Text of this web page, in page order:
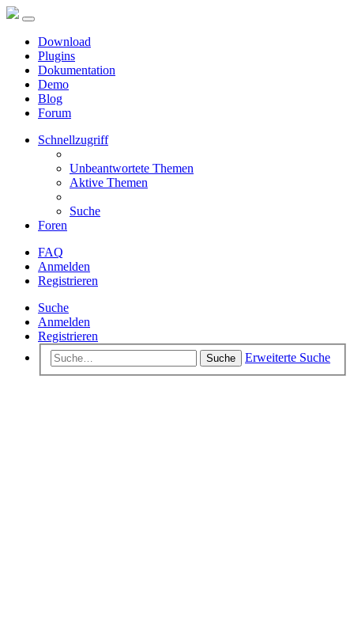
Download
Plugins
Dokumentation
Demo
Blog
Forum
Schnellzugriff
Unbeantwortete Themen
Aktive Themen
Suche
Foren
FAQ
Anmelden
Registrieren
Suche
Anmelden
Registrieren
Suche Erweiterte Suche